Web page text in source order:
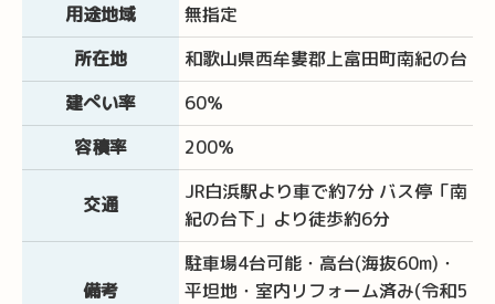
用途地域
無指定
所在地
和歌山県西牟婁郡上富田町南紀の台
建ぺい率
60％
容積率
200％
交通
JR白浜駅より車で約7分 バス停「南
紀の台下」より徒歩約6分
備考
駐車場4台可能・高台(海抜60m)・
平坦地・室内リフォーム済み(令和5
お問い合わせはこちら